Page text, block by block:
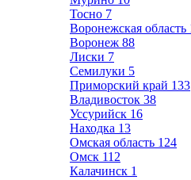
Тосно 7
Воронежская область
Воронеж 88
Лиски 7
Семилуки 5
Приморский край 133
Владивосток 38
Уссурийск 16
Находка 13
Омская область 124
Омск 112
Калачинск 1